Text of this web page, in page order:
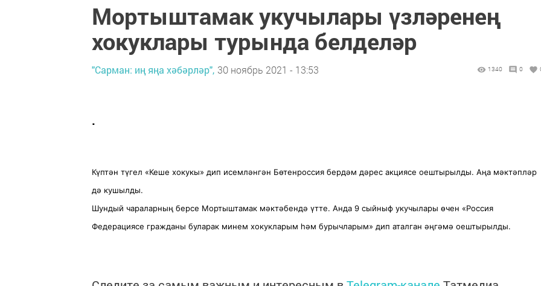
Мортыштамак укучылары үзләренең
хокуклары турында белделәр
"Сарман: иң яңа хәбәрләр", 30 ноябрь 2021 - 13:53 1340 0
.
Күптән түгел «Кеше хокукы» дип исемләнгән Бөтенроссия бердәм дәрес акциясе оештырылды. Аңа мәктәпләр
дә кушылды.
Шундый чараларның берсе Мортыштамак мәктәбендә үтте. Анда 9 сыйныф укучылары өчен «Россия
Федерациясе гражданы буларак минем хокукларым һәм бурычларым» дип аталган әңгәмә оештырылды.